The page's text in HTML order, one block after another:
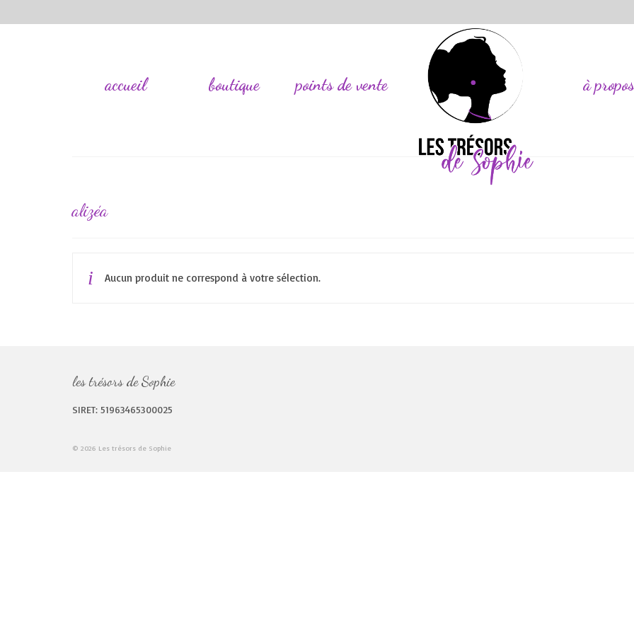
accueil boutique points de vente à propos
alizéa
Aucun produit ne correspond à votre sélection.
les trésors de Sophie
SIRET: 51963465300025
© 2026 Les trésors de Sophie